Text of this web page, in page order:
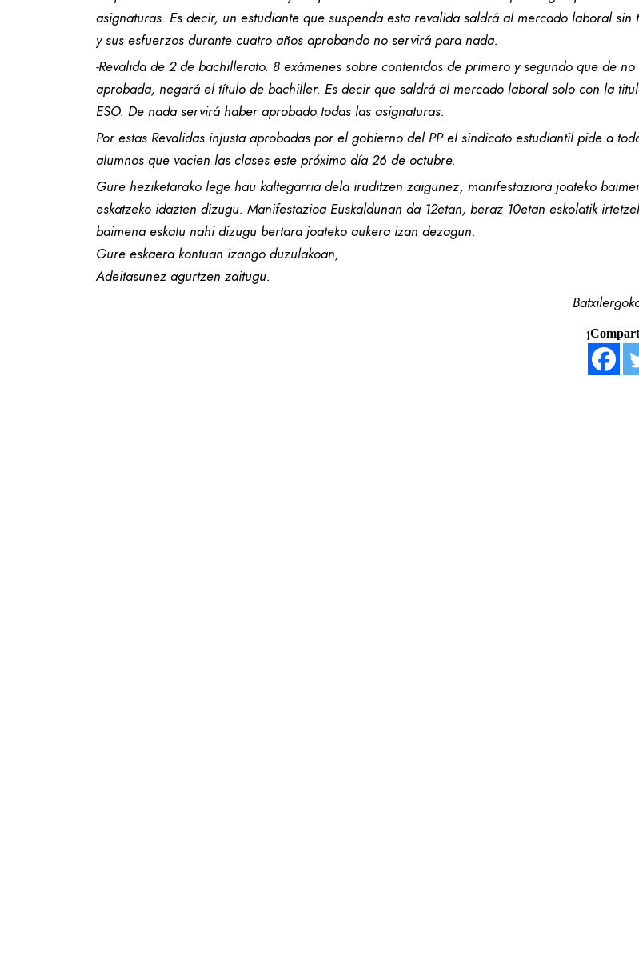
asignaturas. Es decir, un estudiante que suspenda esta revalida saldrá al mercado laboral sin
y sus esfuerzos durante cuatro años aprobando no servirá para nada.
-Revalida de 2 de bachillerato. 8 exámenes sobre contenidos de primero y segundo que de no
aprobada, negará el título de bachiller. Es decir que saldrá al mercado laboral solo con la
ESO. De nada servirá haber aprobado todas las asignaturas.
Por estas Revalidas injusta aprobadas por el gobierno del PP el sindicato estudiantil pide a
alumnos que vacien las clases este próximo día 26 de octubre.
Gure heziketarako lege hau kaltegarria dela iruditzen zaigunez, manifestaziora joateko
eskatzeko idazten dizugu. Manifestazioa Euskaldunan da 12etan, beraz 10etan eskolatik
baimena eskatu nahi dizugu bertara joateko aukera izan dezagun.
Gure eskaera kontuan izango duzulakoan,
Adeitasunez agurtzen zaitugu.